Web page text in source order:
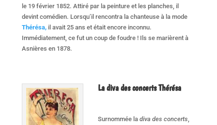
le 19 février 1852. Attiré par la peinture et les planches, il
devint comédien. Lorsqu’il rencontra la chanteuse à la mode
Thérésa,il avait 25 ans et était encore inconnu.
Immédiatement, ce fut un coup de foudre ! Ils se marièrent à
Asnières en 1878.
La diva des concerts Thérésa
Surnommée la diva des concerts